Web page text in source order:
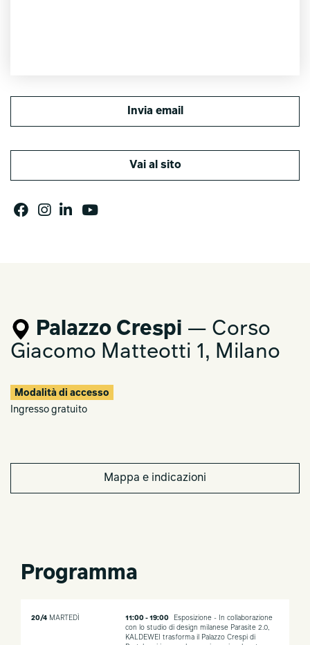
Invia email
Vai al sito
Palazzo Crespi — Corso
Giacomo Matteotti 1, Milano
Modalità di accesso
Ingresso gratuito
Mappa e indicazioni
Programma
20/4 MARTEDÌ 11:00 - 19:00
Esposizione - In collaborazione
con lo studio di design milanese Parasite 2.0,
KALDEWEI trasforma il Palazzo Crespi di